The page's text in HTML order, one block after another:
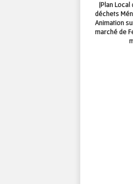
[Plan
déchets
Animation
marché de